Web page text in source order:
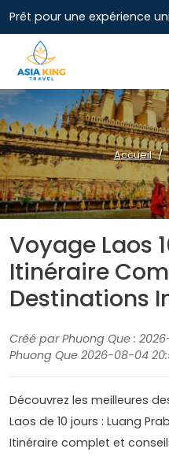
Prêt pour une expérience
Accueil
Voyage Laos
Itinéraire
Destinations
Créé par Phuong Que :
Phuong Que 2026-08-04
Découvrez les meilleures
Laos de 10 jours : Luang
Itinéraire complet et